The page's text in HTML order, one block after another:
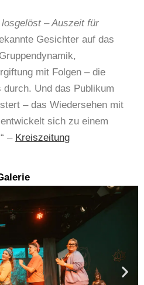
– Auszeit für
Gesichter auf das
mit Folgen – die
durch. Und das Publikum
– das Wiedersehen mit
sich zu einem
– Kreiszeitung